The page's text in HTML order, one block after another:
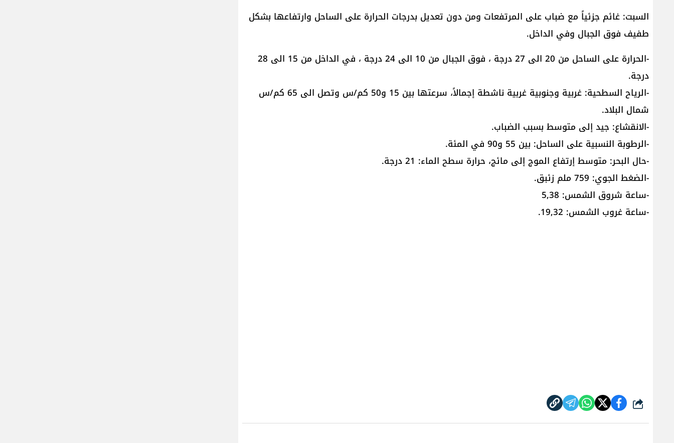
السبت: غائم جزئياً مع ضباب على المرتفعات ومن دون تعديل بدرجات الحرارة على الساحل وارتفاعها بشكل
طفيف فوق الجبال وفي الداخل.
-الحرارة على الساحل من 20 الى 27 درجة ، فوق الجبال من 10 الى 24 درجة ، في الداخل من 15 الى 28
درجة.
-الرياح السطحية: غربية وجنوبية غربية ناشطة إجمالاً، سرعتها بين 15 و50 كم/س وتصل الى 65 كم/س
شمال البلاد.
-الانقشاع: جيد إلى متوسط بسبب الضباب.
-الرطوبة النسبية على الساحل: بين 55 و90 في المئة.
-حال البحر: متوسط إرتفاع الموج إلى مائج، حرارة سطح الماء: 21 درجة.
-الضغط الجوي: 759 ملم زئبق.
-ساعة شروق الشمس: 5,38
-ساعة غروب الشمس: 19,32.
شارك